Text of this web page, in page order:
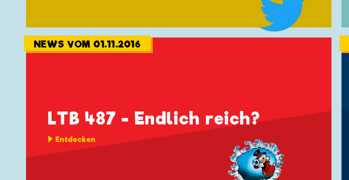
NEWS VOM 01.11.2016
LTB 487 - Endlich reich?
Entdecken